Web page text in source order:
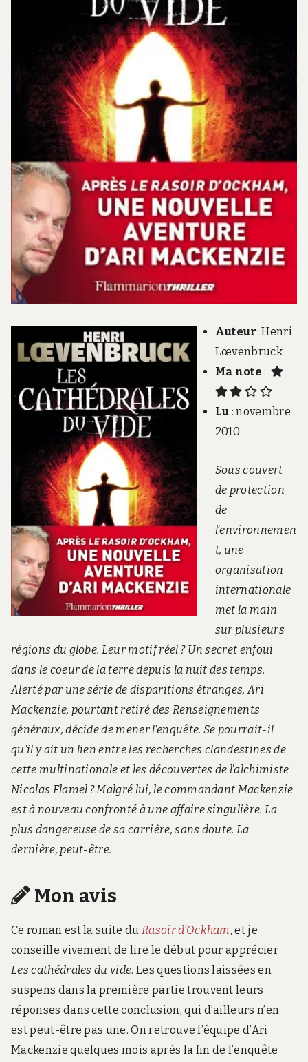
Auteur: Henri
Lœvenbruck
Ma note :
Lu : novembre
2010
Sous couvert
de protection
de
l’environnemen
t, une
organisation
internationale
met la main
sur plusieurs
régions du globe. Leur motif réel ? Un secret enfoui
dans le coeur de la terre depuis la nuit des temps.
Alerté par une série de disparitions étranges, Ari
Mackenzie, pourtant retiré des Renseignements
généraux, décide de mener l’enquête. Se pourrait-il
qu’il y ait un lien entre les recherches clandestines de
cette multinationale et les découvertes de l’alchimiste
Nicolas Flamel ? Malgré lui, le commandant Mackenzie
est à nouveau confronté à une affaire singulière. La
plus dangereuse de sa carrière, sans doute. La
dernière, peut-être.
Mon avis
Ce roman est la suite du Rasoir d’Ockham, et je
conseille vivement de lire le début pour apprécier
Les cathédrales du vide. Les questions laissées en
suspens dans la première partie trouvent leurs
réponses dans cette conclusion, qui d’ailleurs n’en
est peut-être pas une. On retrouve l’équipe d’Ari
Mackenzie quelques mois après la fin de l’enquête